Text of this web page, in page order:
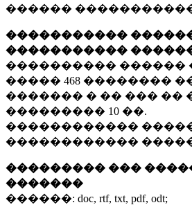
������
�����������
�����������
���������� ������
����� 468 ��������
������� � �� ��� ��
��������� 10 ��.
������������
������������
��������� ���
�������
������: doc, rtf, txt, pdf, odt;